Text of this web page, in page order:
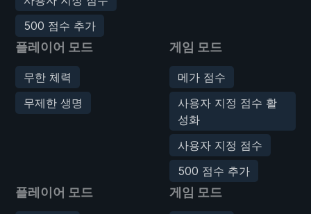
500 점수 추가
플레이어 모드
무한 체력
무제한 생명
게임 모드
메가 점수
사용자 지정 점수 활
성화
사용자 지정 점수
500 점수 추가
플레이어 모드 게임 모드